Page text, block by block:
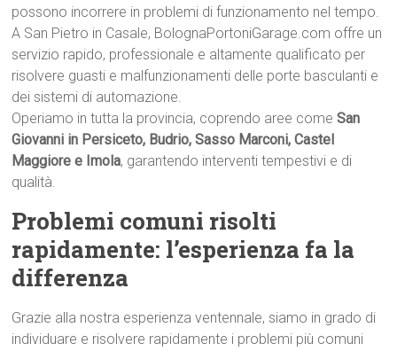
possono incorrere in problemi di funzionamento nel tempo.
A San Pietro in Casale, BolognaPortoniGarage.com offre un
servizio rapido, professionale e altamente qualificato per
risolvere guasti e malfunzionamenti delle porte basculanti e
dei sistemi di automazione.
Operiamo in tutta la provincia, coprendo aree comeSan
Giovanni in Persiceto, Budrio, Sasso Marconi, Castel
Maggiore e Imola, garantendo interventi tempestivi e di
qualità.
Problemi comuni risolti
rapidamente: l’esperienza fa la
differenza
Grazie alla nostra esperienza ventennale, siamo in grado di
individuare e risolvere rapidamente i problemi più comuni